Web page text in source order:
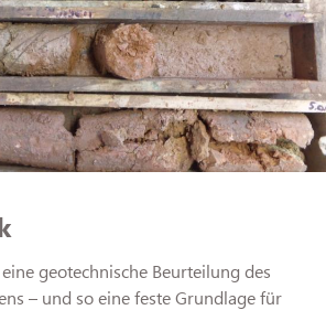
geotechnische Beurteilung des
– und so eine feste Grundlage für